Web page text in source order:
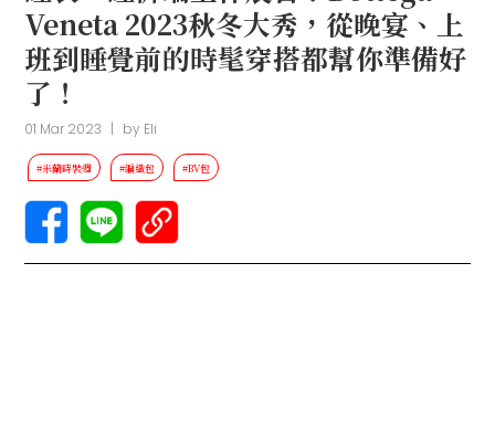
Veneta 2023秋冬大秀，從晚宴、上
班到睡覺前的時髦穿搭都幫你準備好
了！
01 Mar 2023 | by Eli
#米蘭時裝週 #編織包 #BV包